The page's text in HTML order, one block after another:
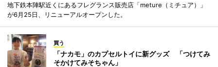
地下鉄本陣駅近くにあるフレグランス販売店「meture（ミチュア）」
が6月25日、リニューアルオープンした。
買う
「ナカモ」のカプセルトイに新グッズ 「つけてみ
そかけてみそちゃん」